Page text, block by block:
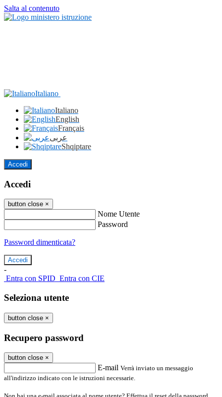
Salta al contenuto
Italiano
Italiano
English
Français
عربى
Shqiptare
Accedi
Accedi
button close ×
Nome Utente
Password
Password dimenticata?
-
Entra con SPID Entra con CIE
Seleziona utente
button close ×
Recupero password
button close ×
E-mail Verrà inviato un messaggio
all'indirizzo indicato con le istruzioni necessarie.